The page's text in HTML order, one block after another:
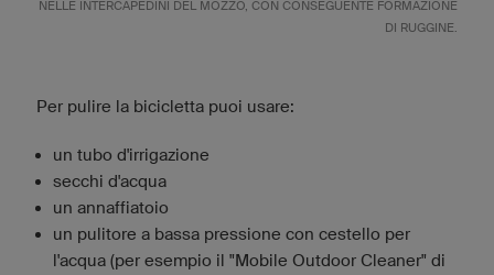
NELLE INTERCAPEDINI DEL MOZZO, CON CONSEGUENTE FORMAZIONE
DI RUGGINE.
Per pulire la bicicletta puoi usare:
un tubo d'irrigazione
secchi d'acqua
un annaffiatoio
un pulitore a bassa pressione con cestello per
l'acqua (per esempio il "Mobile Outdoor Cleaner" di